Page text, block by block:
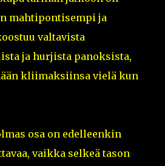
mahtipontisempi ja
valtavista
ja hurjista panoksista,
kliimaksiinsa vielä kun
osa on edelleenkin
vaikka selkeä tason